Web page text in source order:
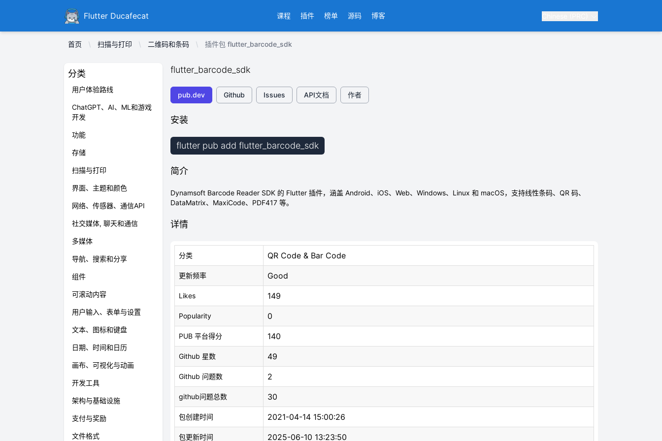
DucafecatFlutter Ducafecat 课程 插件 榜单 源码 博客
首页 扫描与打印 二维码和条码 插件包 flutter_barcode_sdk
分类
用户体验路线
ChatGPT、AI、ML和游戏
开发
功能
存储
扫描与打印
界面、主题和颜色
网络、传感器、通信API
社交媒体, 聊天和通信
多媒体
导航、搜索和分享
组件
可滚动内容
用户输入、表单与设置
文本、图标和键盘
日期、时间和日历
画布、可视化与动画
开发工具
架构与基础设施
支付与奖励
文件格式
flutter_barcode_sdk
pub.dev Github Issues API文档 作者
安装
flutter pub add flutter_barcode_sdk
简介
Dynamsoft Barcode Reader SDK 的 Flutter 插件，涵盖 Android、iOS、Web、Windows、Linux 和 macOS，支持线性条码、QR 码、
DataMatrix、MaxiCode、PDF417 等。
详情
分类 QR Code & Bar Code
更新频率 Good
Likes 149
Popularity 0
PUB 平台得分 140
Github 星数 49
Github 问题数 2
github问题总数 30
包创建时间 2021-04-14 15:00:26
包更新时间 2025-06-10 13:23:50